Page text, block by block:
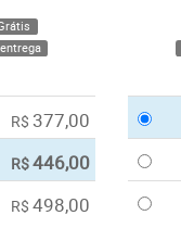
R$ 377,00
R$446,00
R$ 498,00